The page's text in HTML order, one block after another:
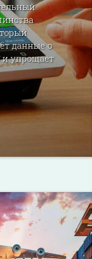
данные о
и упрощает